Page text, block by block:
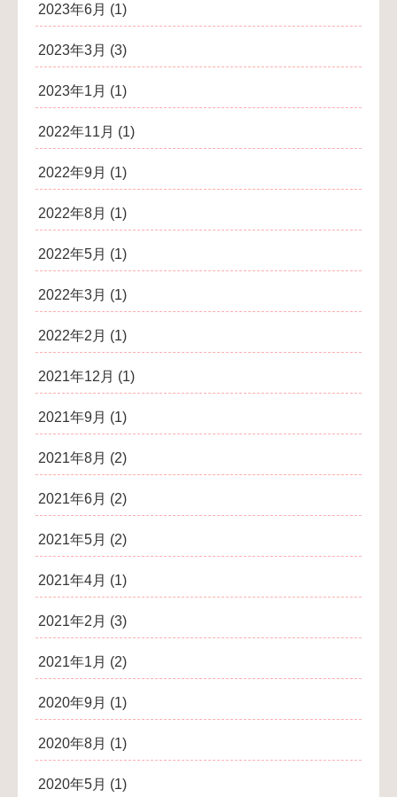
2023年6月 (1)
2023年3月 (3)
2023年1月 (1)
2022年11月 (1)
2022年9月 (1)
2022年8月 (1)
2022年5月 (1)
2022年3月 (1)
2022年2月 (1)
2021年12月 (1)
2021年9月 (1)
2021年8月 (2)
2021年6月 (2)
2021年5月 (2)
2021年4月 (1)
2021年2月 (3)
2021年1月 (2)
2020年9月 (1)
2020年8月 (1)
2020年5月 (1)